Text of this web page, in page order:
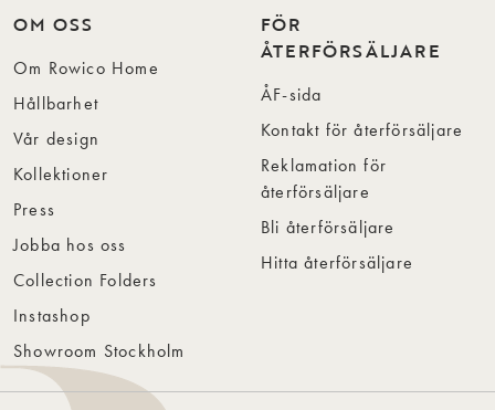
OM OSS
Om Rowico Home
Hållbarhet
Vår design
Kollektioner
Press
Jobba hos oss
Collection Folders
Instashop
Showroom Stockholm
FÖR
ÅTERFÖRSÄLJARE
ÅF-sida
Kontakt för återförsäljare
Reklamation för
återförsäljare
Bli återförsäljare
Hitta återförsäljare